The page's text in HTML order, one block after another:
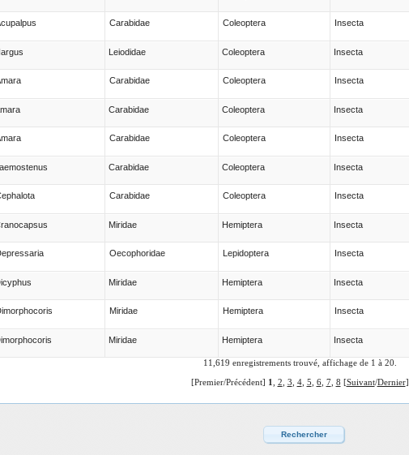
Carabidae Coleoptera Insecta
Leiodidae Coleoptera Insecta
Carabidae Coleoptera Insecta
Carabidae Coleoptera Insecta
Carabidae Coleoptera Insecta
Carabidae Coleoptera Insecta
Carabidae Coleoptera Insecta
Miridae Hemiptera Insecta
Oecophoridae Lepidoptera Insecta
Miridae Hemiptera Insecta
Miridae Hemiptera Insecta
Miridae Hemiptera Insecta
11,619 enregistrements trouvé, affichage de 1 à 20.
[Premier/Précédent] 1 2 3 4, 5 6, 7, 8 [Suivant/Dernier]